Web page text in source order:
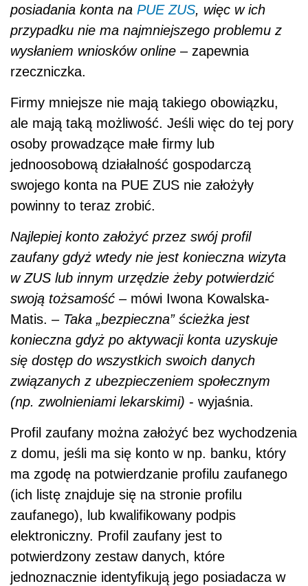
posiadania konta na PUE ZUS, więc w ich
przypadku nie ma najmniejszego problemu z
wysłaniem wniosków online – zapewnia
rzeczniczka.
Firmy mniejsze nie mają takiego obowiązku,
ale mają taką możliwość. Jeśli więc do tej pory
osoby prowadzące małe firmy lub
jednoosobową działalność gospodarczą
swojego konta na PUE ZUS nie założyły
powinny to teraz zrobić.
Najlepiej konto założyć przez swój profil
zaufany gdyż wtedy nie jest konieczna wizyta
w ZUS lub innym urzędzie żeby potwierdzić
swoją tożsamość – mówi Iwona Kowalska-
Matis. – Taka „bezpieczna” ścieżka jest
konieczna gdyż po aktywacji konta uzyskuje
się dostęp do wszystkich swoich danych
związanych z ubezpieczeniem społecznym
(np. zwolnieniami lekarskimi) - wyjaśnia.
Profil zaufany można założyć bez wychodzenia
z domu, jeśli ma się konto w np. banku, który
ma zgodę na potwierdzanie profilu zaufanego
(ich listę znajduje się na stronie profilu
zaufanego), lub kwalifikowany podpis
elektroniczny. Profil zaufany jest to
potwierdzony zestaw danych, które
jednoznacznie identyfikują jego posiadacza w